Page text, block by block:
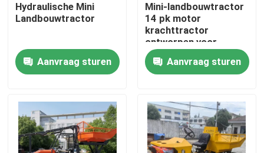
Thuis
Over ons
Hydraulische Mini
Landbouwtractor
Aanvraag sturen
Mini-landbouwtractor
14 pk motor
krachttractor
ontworpen voor
palmolieplantages met
hydraulisch systeem
Aanvraag sturen